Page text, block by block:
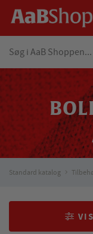
Standard katalog